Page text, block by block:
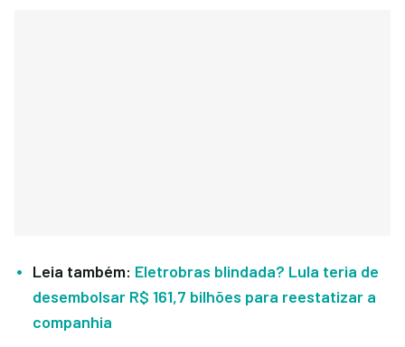
Leia também: Eletrobras blindada? Lula teria de
desembolsar R$ 161,7 bilhões para reestatizar a
companhia